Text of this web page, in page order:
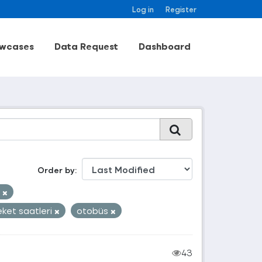
Log in Register
Data Request Dashboard
Order by
saatleri
otobüs
43